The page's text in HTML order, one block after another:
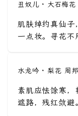
丑奴儿 · 大石梅花
肌肤绰约真仙子
一点妆。寻花
水龙吟 · 梨花 周
素肌应怯馀寒，
遮路，残红敛